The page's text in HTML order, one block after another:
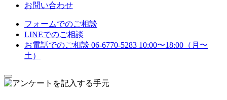
お問い合わせ
フォームでのご相談
LINEでのご相談
お電話でのご相談 06-6770-5283 10:00〜18:00（月〜
土）
メ
ニ